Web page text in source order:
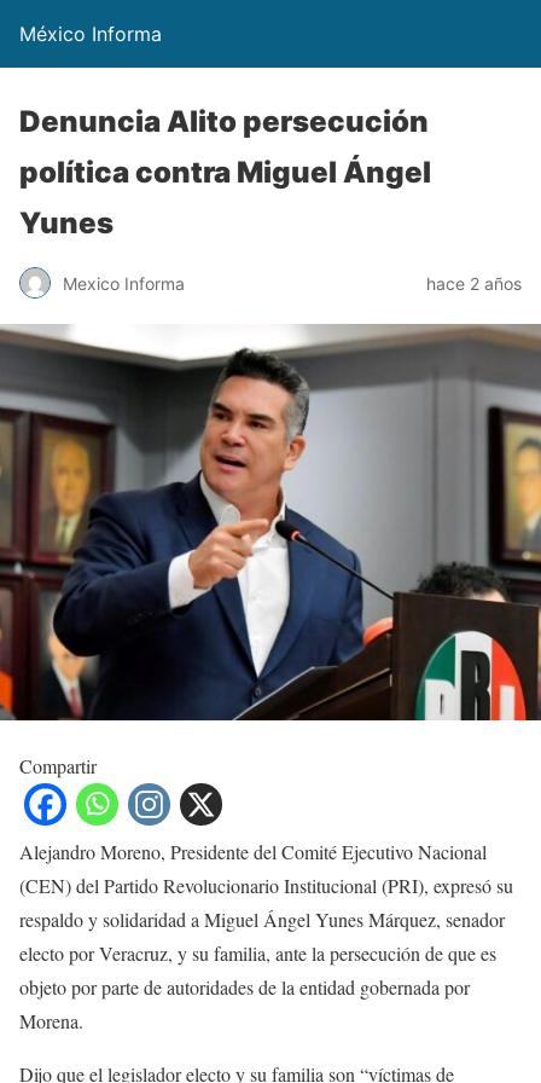
México Informa
Denuncia Alito persecución
política contra Miguel Ángel
Yunes
Mexico Informa hace 2 años
Compartir
Alejandro Moreno, Presidente del Comité Ejecutivo Nacional
(CEN) del Partido Revolucionario Institucional (PRI), expresó su
respaldo y solidaridad a Miguel Ángel Yunes Márquez, senador
electo por Veracruz, y su familia, ante la persecución de que es
objeto por parte de autoridades de la entidad gobernada por
Morena.
Dijo que el legislador electo y su familia son “víctimas de